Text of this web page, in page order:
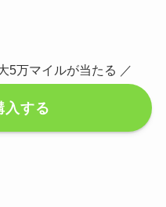
5万マイルが当たる ／
入する